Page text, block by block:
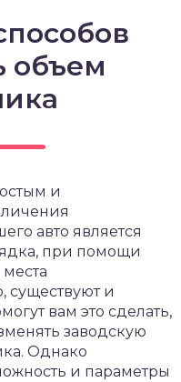
объем
и
авто является
при помощи
существуют и
вам это сделать,
заводскую
Однако
и параметры